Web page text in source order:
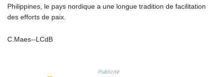
SLE 28.445176
SZL 18.722767
Philippines, le pays nordique a une longue tradition de facilitation
des efforts de paix.
C.Maes--LCdB
Publicité